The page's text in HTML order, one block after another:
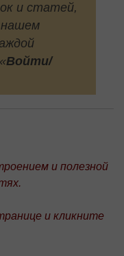
и статей,
нашем
Войти/
и полезной
и кликните